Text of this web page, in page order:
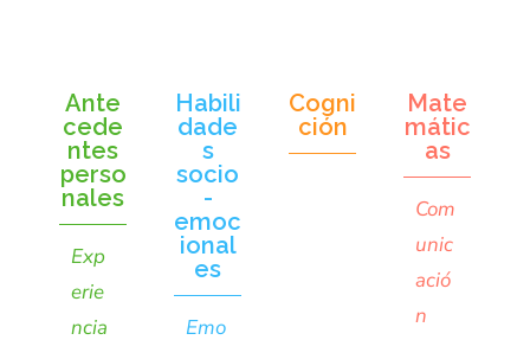
Ante
cede
ntes
perso
nales
Exp
erie
ncia
Habili
dade
s
socio
-
emoc
ional
es
Emo
Cogni
ción
Mate
mátic
as
Com
unic
ació
n